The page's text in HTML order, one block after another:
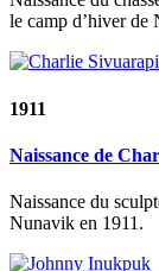
le camp d’hiver
1911
Naissance de
Naissance du
Nunavik en 1911.